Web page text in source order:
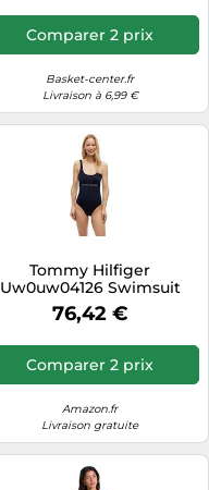
Comparer 2 prix
Basket-center.fr
Livraison à 6,99 €
Tommy Hilfiger
Uw0uw04126 Swimsuit
Bleu XS Femme
76,42 €
Comparer 2 prix
Amazon.fr
Livraison gratuite